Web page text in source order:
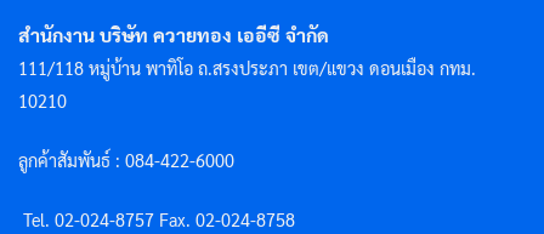
สำนักงาน บริษัท ควายทอง เออีซี จำกัด
111/118 หมู่บ้าน พาทิโอ ถ.สรงประภา เขต/แขวง ดอนเมือง กทม.
10210
ลูกค้าสัมพันธ์ : 084-422-6000
Tel. 02-024-8757 Fax. 02-024-8758